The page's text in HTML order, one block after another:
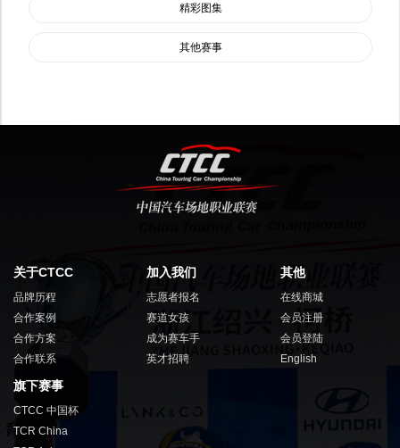
精彩图集
其他赛事
关于CTCC
品牌历程
合作案例
合作方案
合作联系
加入我们
志愿者报名
赛道女孩
成为赛车手
英才招聘
其他
在线商城
会员注册
会员登陆
English
旗下赛事
CTCC 中国杯
TCR China